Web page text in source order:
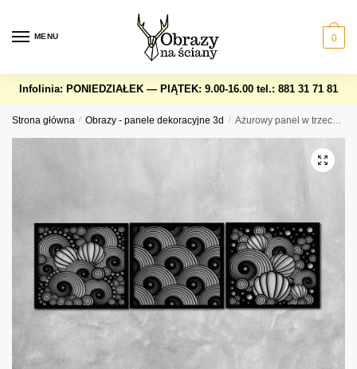
navigation
content
MENU 0
Infolinia: PONIEDZIAŁEK — PIĄTEK: 9.00-16.00 tel.: 881 31 71 81
Strona główna / Obrazy - panele dekoracyjne 3d / Ażurowy panel w trzech częściach – motyw morski